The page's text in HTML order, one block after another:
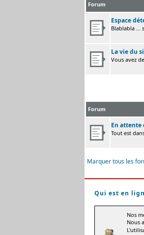
Forum
Espace
Blablabla ...
La vie du
Vous avez
Forum
En attente
Tout est
Marquer tous les
Qui est en
Nos
Nous